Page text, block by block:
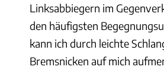
Linksabbiegern im
den häufigsten
kann ich durch leichte
Bremsnicken auf mich